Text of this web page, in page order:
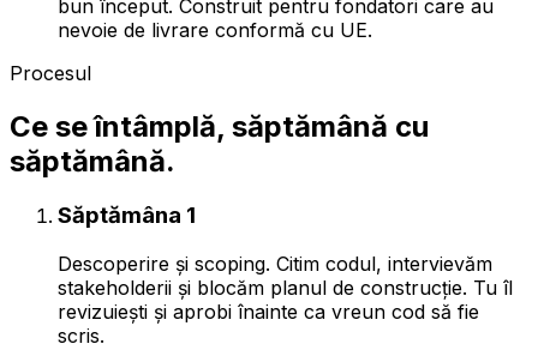
bun început. Construit pentru fondatori care au
nevoie de livrare conformă cu UE.
Procesul
Ce se întâmplă, săptămână cu
săptămână.
Săptămâna 1
Descoperire și scoping. Citim codul, intervievăm
stakeholderii și blocăm planul de construcție. Tu îl
revizuiești și aprobi înainte ca vreun cod să fie
scris.